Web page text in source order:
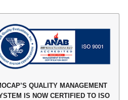
QUALITY MANAGEMENT
IS NOW CERTIFIED TO ISO